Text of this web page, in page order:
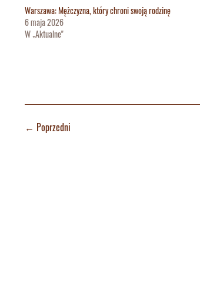
Warszawa: Mężczyzna, który chroni swoją rodzinę
6 maja 2026
W „Aktualne"
← Poprzedni